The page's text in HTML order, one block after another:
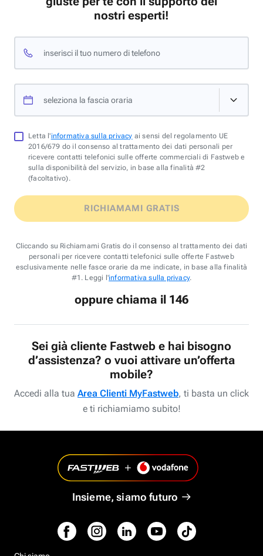
nostri esperti!
inserisci il tuo numero di telefono
seleziona la fascia oraria
Letta l'informativa sulla privacy ai sensi del regolamento UE
2016/679 do il consenso al trattamento dei dati personali per
ricevere contatti telefonici sulle offerte commerciali di Fastweb e
sulla disponibilità del servizio, in base alla finalità #2
(facoltativo).
RICHIAMAMI GRATIS
Cliccando su Richiamami Gratis do il consenso al trattamento dei dati
personali per ricevere contatti telefonici sulle offerte Fastweb
esclusivamente nelle fasce orarie da me indicate, in base alla finalità
#1. Leggi l'informativa sulla privacy.
oppure chiama il 146
Sei già cliente Fastweb e hai bisogno
d’assistenza? o vuoi attivare un’offerta
mobile?
Accedi alla tua Area Clienti MyFastweb, ti basta un click
e ti richiamiamo subito!
Insieme, siamo futuro